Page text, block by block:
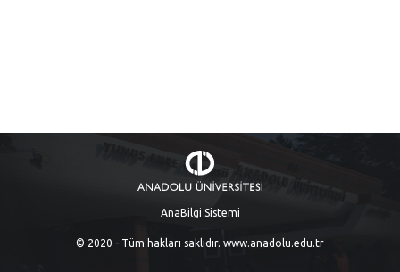
AnaBilgi Sistemi
© 2020 - Tüm hakları saklıdır. www.anadolu.edu.tr